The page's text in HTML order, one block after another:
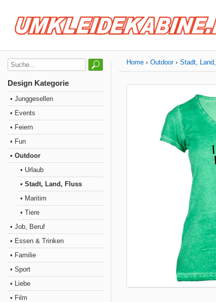
Design Kategorie
• Junggesellen
• Events
• Feiern
• Fun
• Outdoor
• Urlaub
• Stadt, Land, Fluss
• Maritim
• Tiere
• Job, Beruf
• Essen & Trinken
• Familie
• Sport
• Liebe
• Film
Home Outdoor Stadt,